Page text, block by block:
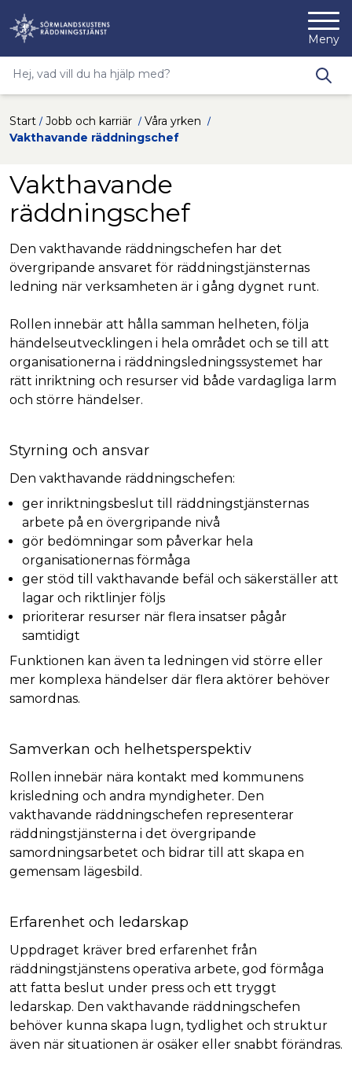
Hoppa till innehåll
Nyköpings kommuns Meny
Sökfras
Start Jobb och karriär
Våra yrken
Vakthavande räddningschef
Vakthavande
räddningschef
Den vakthavande räddningschefen har det
övergripande ansvaret för räddningstjänsternas
ledning när verksamheten är i gång dygnet runt.
Rollen innebär att hålla samman helheten, följa
händelseutvecklingen i hela området och se till att
organisationerna i räddningsledningssystemet har
rätt inriktning och resurser vid både vardagliga larm
och större händelser.
Styrning och ansvar
Den vakthavande räddningschefen:
ger inriktningsbeslut till räddningstjänsternas
arbete på en övergripande nivå
gör bedömningar som påverkar hela
organisationernas förmåga
ger stöd till vakthavande befäl och säkerställer att
lagar och riktlinjer följs
prioriterar resurser när flera insatser pågår
samtidigt
Funktionen kan även ta ledningen vid större eller
mer komplexa händelser där flera aktörer behöver
samordnas.
Samverkan och helhetsperspektiv
Rollen innebär nära kontakt med kommunens
krisledning och andra myndigheter. Den
vakthavande räddningschefen representerar
räddningstjänsterna i det övergripande
samordningsarbetet och bidrar till att skapa en
gemensam lägesbild.
Erfarenhet och ledarskap
Uppdraget kräver bred erfarenhet från
räddningstjänstens operativa arbete, god förmåga
att fatta beslut under press och ett tryggt
ledarskap. Den vakthavande räddningschefen
behöver kunna skapa lugn, tydlighet och struktur
även när situationen är osäker eller snabbt förändras.